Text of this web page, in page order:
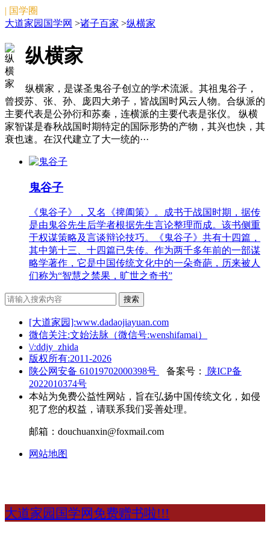
| 国学圈
大道家园国学网 >诸子百家 >纵横家
纵横家
纵横家，是谋圣鬼谷子创立的学术流派。其祖鬼谷子，
曾授苏、张、孙、庞四大弟子，皆战国时风云人物。合纵派的
主要代表是公孙衍和苏秦，连横派的主要代表是张仪。 纵横
家智谋是春秋战国时期特定的国际形势的产物，其兴也快，其
衰也速。在汉代建立了大一统的···
鬼谷子
《鬼谷子》，又名《捭阖策》。成书于战国时期，据传
是由鬼谷先生后学者根据先生言论整理而成。该书侧重
于权谋策略及言谈辩论技巧。《鬼谷子》共有十四篇，
其中第十三、十四篇已失传。作为两千多年前的一部谋
略学著作，它是中国传统文化中的一朵奇葩，历来被人
们称为“智慧之禁果，旷世之奇书”
搜索
[大道家园]:www.dadaojiayuan.com
微信关注:文始法脉（微信号:wenshifamai）
\/:ddjy_zhida
版权所有:2011-2026
陕公网安备 61019702000398号
备案号：
陕ICP备
2022010374号
本站为免费公益性网站，旨在弘扬中国传统文化，如侵
犯了您的权益，请联系我们妥善处理。
邮箱：douchuanxin@foxmail.com
网站地图
大道家园国学网免费赠书啦!!!